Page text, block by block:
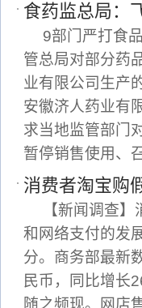
食药监总局：
9部门严打食
管总局对部分药
业有限公司生产
安徽济人药业有
求当地监管部门
暂停销售使用、
消费者淘宝购
【新闻调查
和网络支付的发
分。商务部最新
民币，同比增长
随之频现。网店